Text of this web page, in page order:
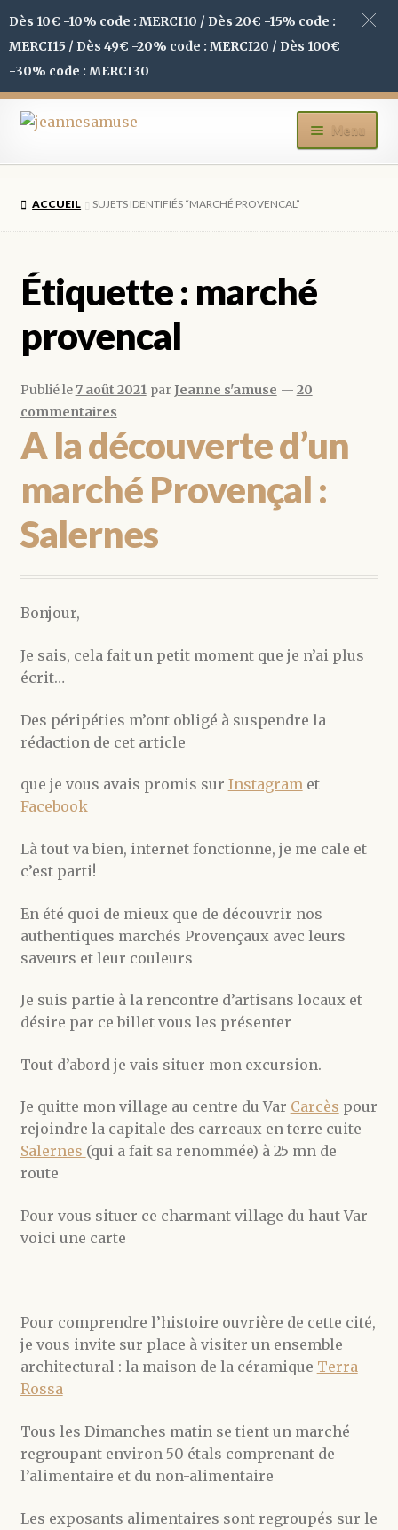
Dès 10€ -10% code : MERCI10 / Dès 20€ -15% code :
MERCI15 / Dès 49€ -20% code : MERCI20 / Dès 100€
-30% code : MERCI30
Aller
la
Aller
contenu
Menu
CONTACT
ACCUEIL SUJETS IDENTIFIÉS “MARCHÉ PROVENCAL”
Étiquette : marché
provencal
Publié le7 août 2021 parJeanne s'amuse — 20
commentaires
A la découverte d’un
marché Provençal :
Salernes
Bonjour,
Je sais, cela fait un petit moment que je n’ai plus
écrit…
Des péripéties m’ont obligé à suspendre la
rédaction de cet article
que je vous avais promis sur Instagramet
Facebook
Là tout va bien, internet fonctionne, je me cale et
c’est parti!
En été quoi de mieux que de découvrir nos
authentiques marchés Provençaux avec leurs
saveurs et leur couleurs
Je suis partie à la rencontre d’artisans locaux et
désire par ce billet vous les présenter
Tout d’abord je vais situer mon excursion.
Je quitte mon village au centre du Var Carcès pour
rejoindre la capitale des carreaux en terre cuite
Salernes (qui a fait sa renommée) à 25 mn de
route
Pour vous situer ce charmant village du haut Var
voici une carte
Pour comprendre l’histoire ouvrière de cette cité,
je vous invite sur place à visiter un ensemble
architectural : la maison de la céramique Terra
Rossa
Tous les Dimanches matin se tient un marché
regroupant environ 50 étals comprenant de
l’alimentaire et du non-alimentaire
Les exposants alimentaires sont regroupés sur le